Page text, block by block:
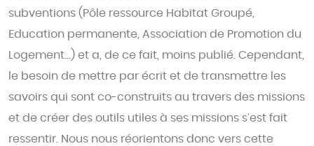
subventions (Pôle ressource Habitat Groupé,
Education permanente, Association de Promotion du
Logement…) et a, de ce fait, moins publié. Cependant,
le besoin de mettre par écrit et de transmettre les
savoirs qui sont co-construits au travers des missions
et de créer des outils utiles à ses missions s’est fait
ressentir. Nous nous réorientons donc vers cette